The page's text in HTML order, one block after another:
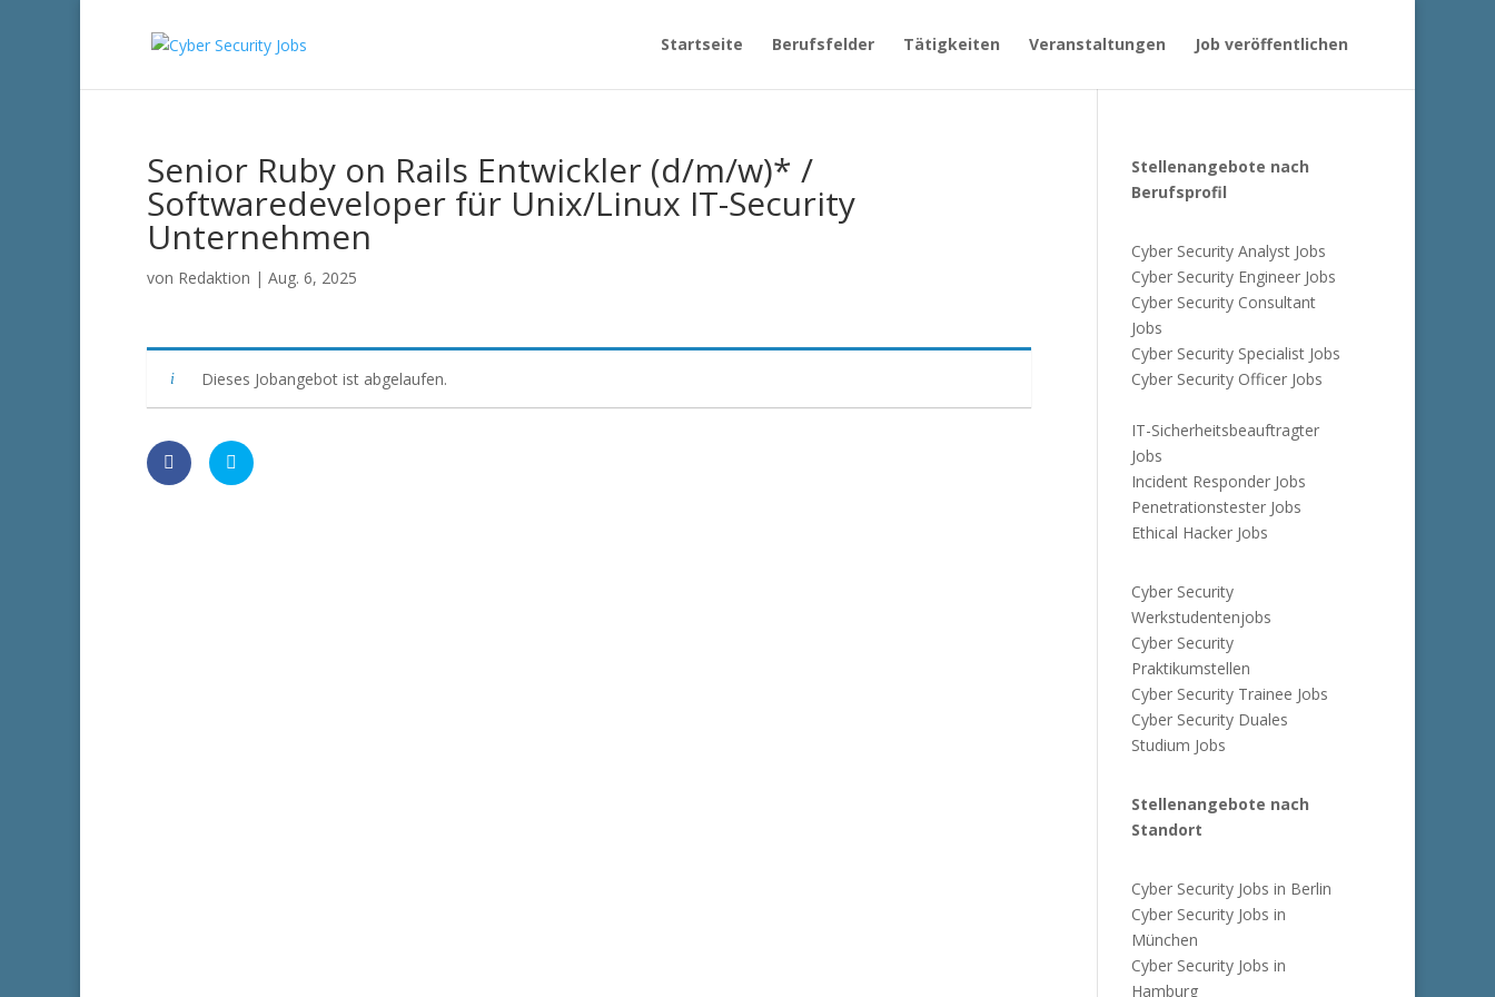
Startseite Berufsfelder Tätigkeiten Veranstaltungen Job veröffentlichen
Senior Ruby on Rails Entwickler (d/m/w)* /
Softwaredeveloper für Unix/Linux IT-Security
Unternehmen
von Redaktion | Aug. 6, 2025
Dieses Jobangebot ist abgelaufen.
Stellenangebote nach
Berufsprofil
Cyber Security Analyst Jobs
Cyber Security Engineer Jobs
Cyber Security Consultant
Jobs
Cyber Security Specialist Jobs
Cyber Security Officer Jobs
IT-Sicherheitsbeauftragter
Jobs
Incident Responder Jobs
Penetrationstester Jobs
Ethical Hacker Jobs
Cyber Security
Werkstudentenjobs
Cyber Security
Praktikumstellen
Cyber Security Trainee Jobs
Cyber Security Duales
Studium Jobs
Stellenangebote nach
Standort
Cyber Security Jobs in Berlin
Cyber Security Jobs in
München
Cyber Security Jobs in
Hamburg